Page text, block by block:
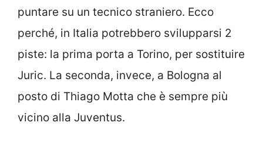
puntare su un tecnico straniero. Ecco
perché, in Italia potrebbero svilupparsi 2
piste: la prima porta a Torino, per sostituire
Juric. La seconda, invece, a Bologna al
posto di Thiago Motta che è sempre più
vicino alla Juventus.